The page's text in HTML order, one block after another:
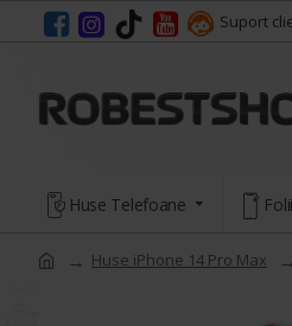
Suport
Huse Telefoane
Huse iPhone 14 Pro Max